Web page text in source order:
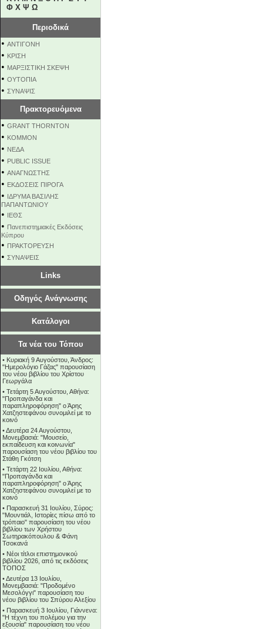
Φ Χ Ψ Ω
Περιοδικά
• ΑΝΤΙΓΟΝΗ
• ΚΡΙΣΗ
• ΜΑΡΞΙΣΤΙΚΗ ΣΚΕΨΗ
• ΟΥΤΟΠΙΑ
• ΣΥΝΑΨΙΣ
Πρακτορευόμενα
• GRANT THORNTON
• KOMMON
• NEΔΑ
• PUBLIC ISSUE
• ΑΝΑΓΝΩΣΤΗΣ
• ΕΚΔΟΣΕΙΣ ΠΙΡΟΓΑ
• ΙΔΡΥΜΑ ΒΑΣΙΛΗΣ
ΠΑΠΑΝΤΩΝΙΟΥ
• ΙΕΘΣ
• Πανεπιστημιακές Εκδόσεις
Κύπρου
• ΠΡΑΚΤΟΡΕΥΣΗ
• ΣΥΝΑΨΕΙΣ
Links
Οδηγός Ανάγνωσης
Κατάλογοι
Τα νέα του Τόπου
• Κυριακή 9 Αυγούστου, Άνδρος:
"Ημερολόγιο Γάζας" παρουσίαση
του νέου βιβλίου του Χρίστου
Γεωργάλα
• Τετάρτη 5 Αυγούστου, Αθήνα:
"Προπαγάνδα και
παραπληροφόρηση" ο Άρης
Χατζηστεφάνου συνομιλεί με το
κοινό
•Δευτέρα 24 Αυγούστου,
Μονεμβασιά: "Μουσείο,
εκπαίδευση και κοινωνία"
παρουσίαση του νέου βιβλίου του
Στάθη Γκότση
• Τετάρτη 22 Ιουλίου, Αθήνα:
"Προπαγάνδα και
παραπληροφόρηση" ο Άρης
Χατζηστεφάνου συνομιλεί με το
κοινό
• Παρασκευή 31 Ιουλίου, Σύρος:
"Μουντιάλ, Ιστορίες πίσω από το
τρόπαιο" παρουσίαση του νέου
βιβλίου των Χρήστου
Σωτηρακόπουλου & Φάνη
Τσοκανά
• Νέοι τίτλοι επιστημονικού
βιβλίου 2026, από τις εκδόσεις
ΤΟΠΟΣ
•Δευτέρα 13 Ιουλίου,
Μονεμβασιά: "Προδομένο
Μεσολόγγι" παρουσίαση του
νέου βιβλίου του Σπύρου Αλεξίου
• Παρασκευή 3 Ιουλίου, Γιάννενα:
"Η τέχνη του πολέμου για την
εξουσία" παρουσίαση του νέου